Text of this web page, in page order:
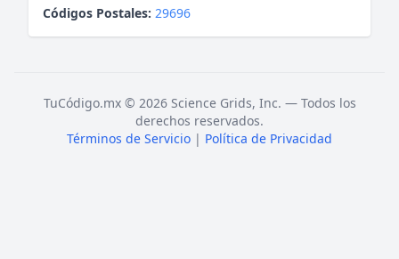
Códigos Postales: 29696
TuCódigo.mx © 2026 Science Grids, Inc. — Todos los
derechos reservados.
Términos de Servicio | Política de Privacidad